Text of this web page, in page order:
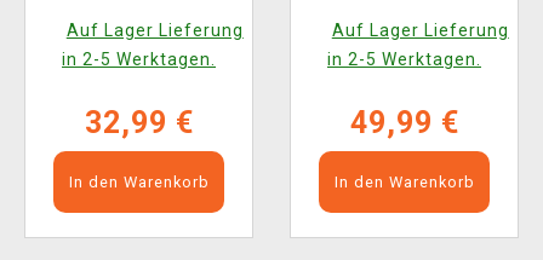
Auf Lager Lieferung
in 2-5 Werktagen.
32,99 €
In den Warenkorb
Auf Lager Lieferung
in 2-5 Werktagen.
49,99 €
In den Warenkorb